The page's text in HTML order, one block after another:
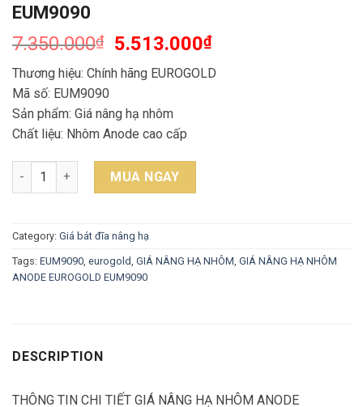
EUM9090
7.350.000₫ 5.513.000₫
Thương hiệu: Chính hãng EUROGOLD
Mã số: EUM9090
Sản phẩm: Giá nâng hạ nhôm
Chất liệu: Nhôm Anode cao cấp
GIÁ NÂNG HẠ NHÔM ANODE EUROGOLD EUM9090 quantity
MUA NGAY
Category: Giá bát đĩa nâng hạ
Tags: EUM9090 eurogold GIÁ NÂNG HẠ NHÔM GIÁ NÂNG HẠ NHÔM
ANODE EUROGOLD EUM9090
DESCRIPTION
THÔNG TIN CHI TIẾT GIÁ NÂNG HẠ NHÔM ANODE